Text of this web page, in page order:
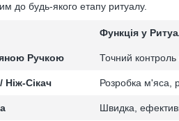
до будь-якого етапу ритуалу.
Функція у
Ручкою Точний
Сікач Розробка м'яса,
Швидка,